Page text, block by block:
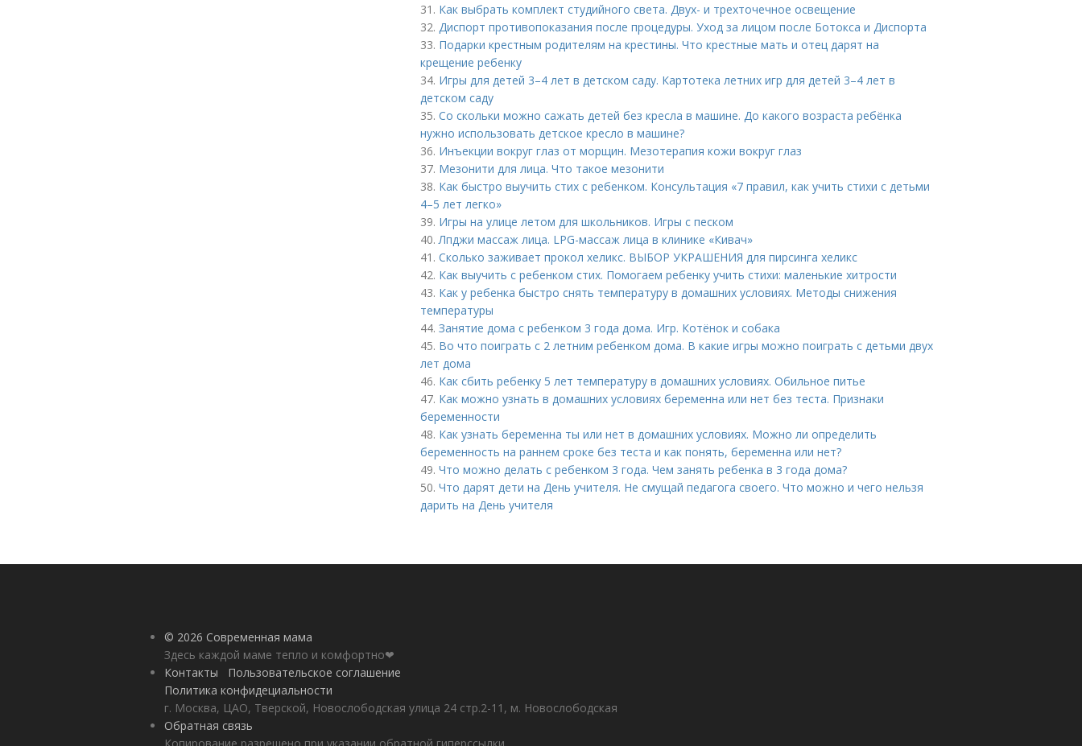
31. Как выбрать комплект студийного света. Двух- и трехточечное освещение
32. Диспорт противопоказания после процедуры. Уход за лицом после Ботокса и Диспорта
33. Подарки крестным родителям на крестины. Что крестные мать и отец дарят на
крещение ребенку
34. Игры для детей 3–4 лет в детском саду. Картотека летних игр для детей 3–4 лет в
детском саду
35. Со скольки можно сажать детей без кресла в машине. До какого возраста ребёнка
нужно использовать детское кресло в машине?
36. Инъекции вокруг глаз от морщин. Мезотерапия кожи вокруг глаз
37. Мезонити для лица. Что такое мезонити
38. Как быстро выучить стих с ребенком. Консультация «7 правил, как учить стихи с детьми
4–5 лет легко»
39. Игры на улице летом для школьников. Игры с песком
40.Лпджи массаж лица. LPG-массаж лица в клинике «Кивач»
41. Сколько заживает прокол хеликс. ВЫБОР УКРАШЕНИЯ для пирсинга хеликс
42. Как выучить с ребенком стих. Помогаем ребенку учить стихи: маленькие хитрости
43. Как у ребенка быстро снять температуру в домашних условиях. Методы снижения
температуры
44. Занятие дома с ребенком 3 года дома. Игр. Котёнок и собака
45. Во что поиграть с 2 летним ребенком дома. В какие игры можно поиграть с детьми двух
лет дома
46. Как сбить ребенку 5 лет температуру в домашних условиях. Обильное питье
47. Как можно узнать в домашних условиях беременна или нет без теста. Признаки
беременности
48. Как узнать беременна ты или нет в домашних условиях. Можно ли определить
беременность на раннем сроке без теста и как понять, беременна или нет?
49. Что можно делать с ребенком 3 года. Чем занять ребенка в 3 года дома?
50. Что дарят дети на День учителя. Не смущай педагога своего. Что можно и чего нельзя
дарить на День учителя
© 2026 Современная мама
Здесь каждой маме тепло и комфортно❤
Контакты
Пользовательское соглашение
Политика конфидециальности
г. Москва, ЦАО, Тверской, Новослободская улица 24 стр.2-11, м. Новослободская
Обратная связь